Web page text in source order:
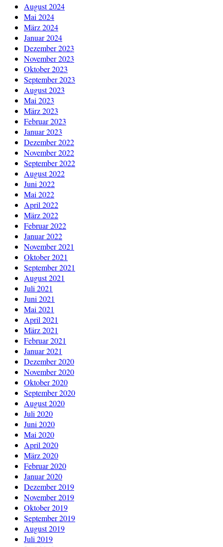
August 2024
Mai 2024
März 2024
Januar 2024
Dezember 2023
November 2023
Oktober 2023
September 2023
August 2023
Mai 2023
März 2023
Februar 2023
Januar 2023
Dezember 2022
November 2022
September 2022
August 2022
Juni 2022
Mai 2022
April 2022
März 2022
Februar 2022
Januar 2022
November 2021
Oktober 2021
September 2021
August 2021
Juli 2021
Juni 2021
Mai 2021
April 2021
März 2021
Februar 2021
Januar 2021
Dezember 2020
November 2020
Oktober 2020
September 2020
August 2020
Juli 2020
Juni 2020
Mai 2020
April 2020
März 2020
Februar 2020
Januar 2020
Dezember 2019
November 2019
Oktober 2019
September 2019
August 2019
Juli 2019